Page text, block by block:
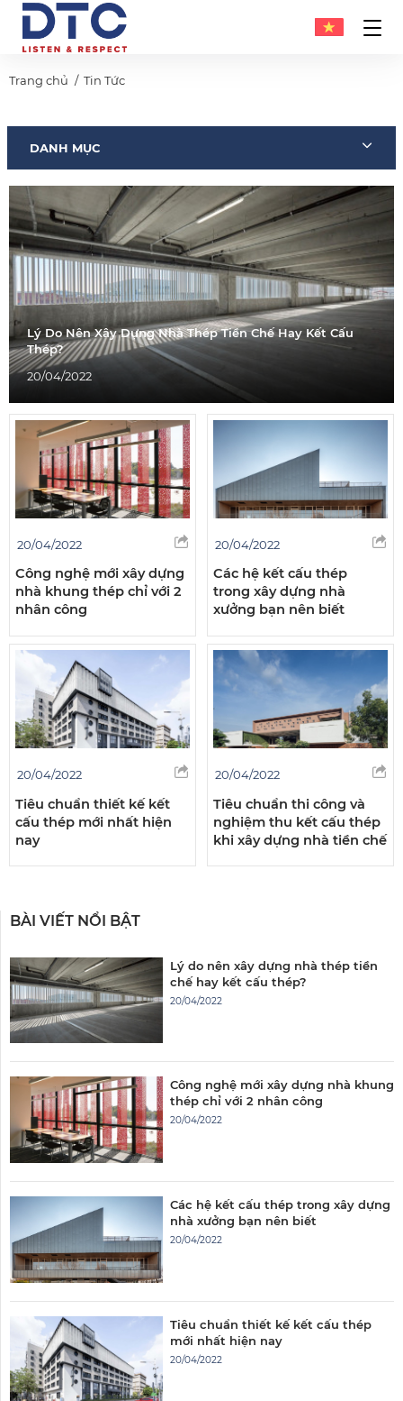
Trang chủ Tin Tức
DANH MỤC
Lý Do Nên Xây Dựng Nhà Thép Tiền Chế Hay Kết Cấu
Thép?
20/04/2022
20/04/2022
Công nghệ mới xây dựng
nhà khung thép chỉ với 2
nhân công
20/04/2022
Các hệ kết cấu thép
trong xây dựng nhà
xưởng bạn nên biết
20/04/2022
Tiêu chuẩn thiết kế kết
cấu thép mới nhất hiện
nay
20/04/2022
Tiêu chuẩn thi công và
nghiệm thu kết cấu thép
khi xây dựng nhà tiền chế
BÀI VIẾT NỔI BẬT
Lý do nên xây dựng nhà thép tiền
chế hay kết cấu thép?
20/04/2022
Công nghệ mới xây dựng nhà khung
thép chỉ với 2 nhân công
20/04/2022
Các hệ kết cấu thép trong xây dựng
nhà xưởng bạn nên biết
20/04/2022
Tiêu chuẩn thiết kế kết cấu thép
mới nhất hiện nay
20/04/2022